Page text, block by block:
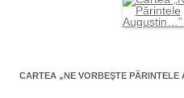
CARTEA „NE VORBEŞTE